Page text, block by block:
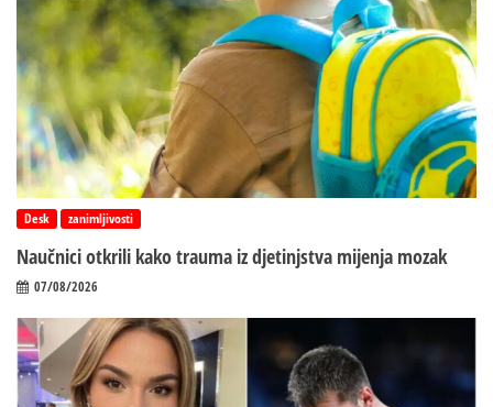
Desk zanimljivosti
Naučnici otkrili kako trauma iz d‌jetinjstva mijenja mozak
07/08/2026